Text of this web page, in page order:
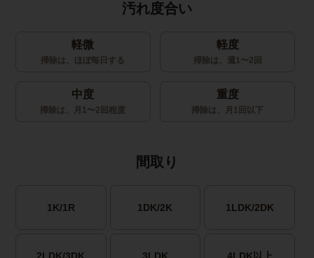
汚れ度合い
軽微
掃除は、ほぼ毎日する
軽度
掃除は、週1〜2回
中度
掃除は、月1〜2回程度
重度
掃除は、月1回以下
間取り
1K/1R 1DK/2K 1LDK/2DK